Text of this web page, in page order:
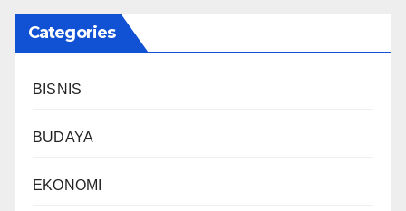
Categories
BISNIS
BUDAYA
EKONOMI